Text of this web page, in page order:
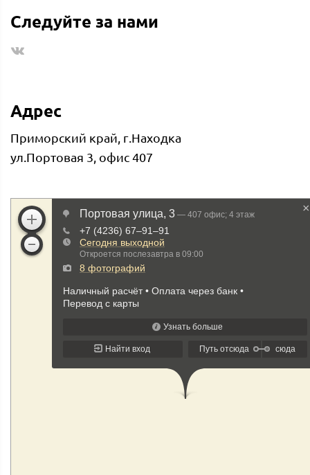
Следуйте за нами
Адрес
Приморский край, г.Находка
ул.Портовая 3, офис 407